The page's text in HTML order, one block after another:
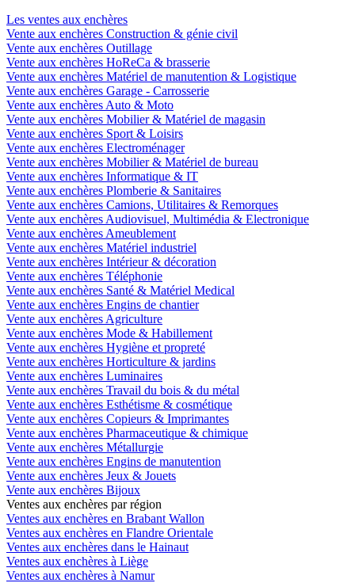
Les ventes aux enchères
Vente aux enchères Construction & génie civil
Vente aux enchères Outillage
Vente aux enchères HoReCa & brasserie
Vente aux enchères Matériel de manutention & Logistique
Vente aux enchères Garage - Carrosserie
Vente aux enchères Auto & Moto
Vente aux enchères Mobilier & Matériel de magasin
Vente aux enchères Sport & Loisirs
Vente aux enchères Electroménager
Vente aux enchères Mobilier & Matériel de bureau
Vente aux enchères Informatique & IT
Vente aux enchères Plomberie & Sanitaires
Vente aux enchères Camions, Utilitaires & Remorques
Vente aux enchères Audiovisuel, Multimédia & Electronique
Vente aux enchères Ameublement
Vente aux enchères Matériel industriel
Vente aux enchères Intérieur & décoration
Vente aux enchères Téléphonie
Vente aux enchères Santé & Matériel Medical
Vente aux enchères Engins de chantier
Vente aux enchères Agriculture
Vente aux enchères Mode & Habillement
Vente aux enchères Hygiène et propreté
Vente aux enchères Horticulture & jardins
Vente aux enchères Luminaires
Vente aux enchères Travail du bois & du métal
Vente aux enchères Esthétisme & cosmétique
Vente aux enchères Copieurs & Imprimantes
Vente aux enchères Pharmaceutique & chimique
Vente aux enchères Métallurgie
Vente aux enchères Engins de manutention
Vente aux enchères Jeux & Jouets
Vente aux enchères Bijoux
Ventes aux enchères par région
Ventes aux enchères en Brabant Wallon
Ventes aux enchères en Flandre Orientale
Ventes aux enchères dans le Hainaut
Ventes aux enchères à Liège
Ventes aux enchères à Namur